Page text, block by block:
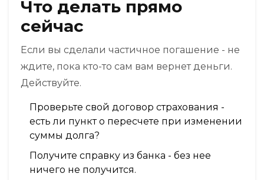
Что делать прямо
сейчас
Если вы сделали частичное погашение - не
ждите, пока кто-то сам вам вернет деньги.
Действуйте.
Проверьте свой договор страхования -
есть ли пункт о пересчете при изменении
суммы долга?
Получите справку из банка - без нее
ничего не получится.